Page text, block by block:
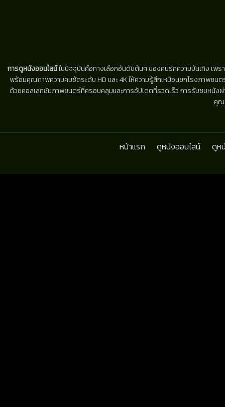
การดูหนังออนไลน์ในปัจจุบันคือทางเลือกอันดับต้นๆ ของคนรักความบันเทิง เพร
พร้อมคุณภาพความคมชัดระดับ HD และ 4K ให้ความรู้สึกเหมือนยกโรงภาพยน
ด้วยคอลเลกชันภาพยนตร์ที่ครอบคลุมและการอัปเดตที่รวดเร็ว การรับชมหนัง
คุณ
หน้าแรก ดูหนังออนไลน์ ดูห